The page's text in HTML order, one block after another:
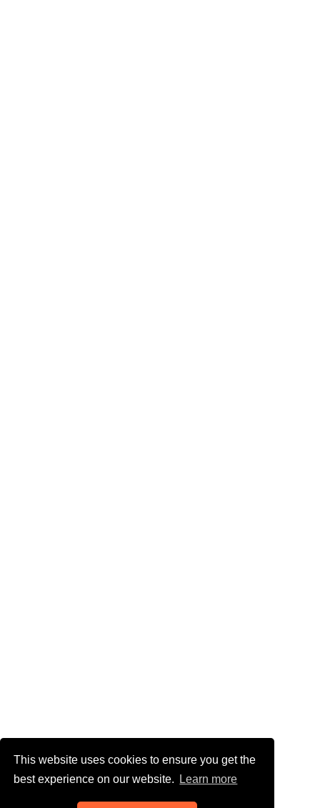
This website uses cookies to ensure you get the
best experience on our website.
Learn more